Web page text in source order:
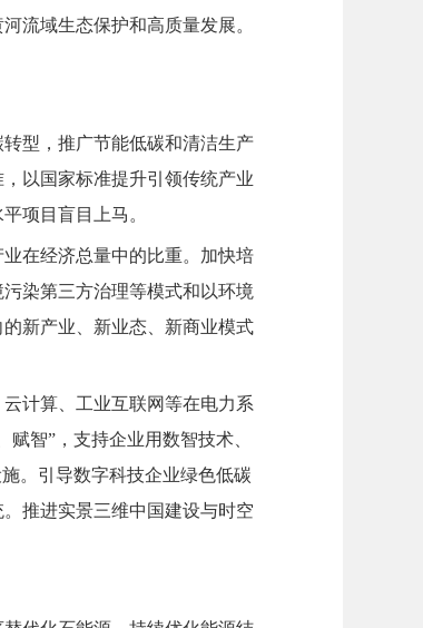
流域生态保护和高质量发展。
型，推广节能低碳和清洁生产
以国家标准提升引领传统产业
项目盲目上马。
在经济总量中的比重。加快培
染第三方治理等模式和以环境
新产业、新业态、新商业模式
计算、工业互联网等在电力系
智”，支持企业用数智技术、
。引导数字科技企业绿色低碳
推进实景三维中国建设与时空